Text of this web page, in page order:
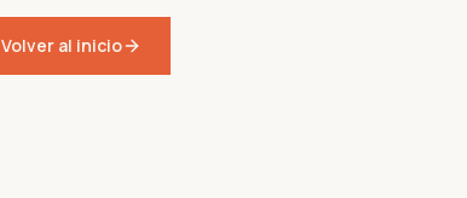
Volver al inicio